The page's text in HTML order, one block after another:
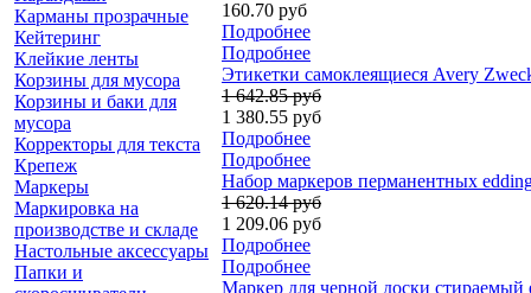
Карманы прозрачные
Кейтеринг
Клейкие ленты
Корзины для мусора
Корзины и баки для
мусора
Корректоры для текста
Крепеж
Маркеры
Маркировка на
производстве и складе
Настольные аксессуары
Папки и
160.70 руб
Подробнее
Подробнее
Этикетки самоклеящиеся Avery
1 642.85 руб
1 380.55 руб
Подробнее
Подробнее
Набор маркеров перманентных
1 620.14 руб
1 209.06 руб
Подробнее
Подробнее
Маркер для черной доски